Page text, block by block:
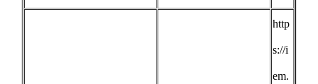
http
s://i
em.